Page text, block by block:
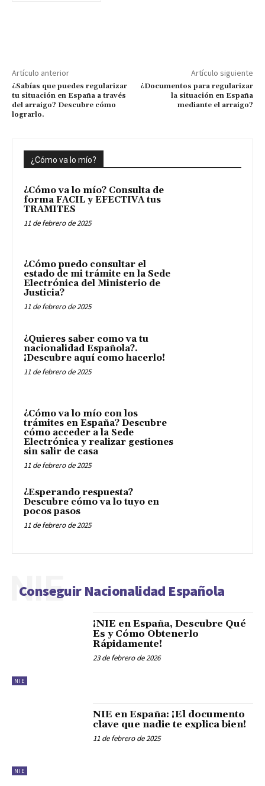
Artículo anterior
¿Sabías que puedes regularizar
tu situación en España a través
del arraigo? Descubre cómo
lograrlo.
Artículo siguiente
¿Documentos para regularizar
la situación en España
mediante el arraigo?
¿Cómo va lo mío?
¿Cómo va lo mío? Consulta de
forma FACIL y EFECTIVA tus
TRAMITES
11 de febrero de 2025
¿Cómo puedo consultar el
estado de mi trámite en la Sede
Electrónica del Ministerio de
Justicia?
11 de febrero de 2025
¿Quieres saber como va tu
nacionalidad Española?.
¡Descubre aquí como hacerlo!
11 de febrero de 2025
¿Cómo va lo mío con los
trámites en España? Descubre
cómo acceder a la Sede
Electrónica y realizar gestiones
sin salir de casa
11 de febrero de 2025
¿Esperando respuesta?
Descubre cómo va lo tuyo en
pocos pasos
11 de febrero de 2025
Conseguir Nacionalidad Española
NIE
NIE
¡NIE en España, Descubre Qué
Es y Cómo Obtenerlo
Rápidamente!
23 de febrero de 2026
NIE
NIE en España: ¡El documento
clave que nadie te explica bien!
11 de febrero de 2025